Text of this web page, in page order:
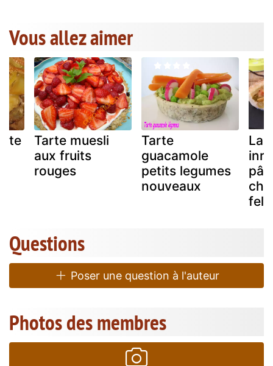
Vous allez aimer
Tarte muesli
aux fruits
rouges
Tarte
guacamole
petits legumes
nouveaux
La
Questions
Poser une question à l'auteur
Photos des membres